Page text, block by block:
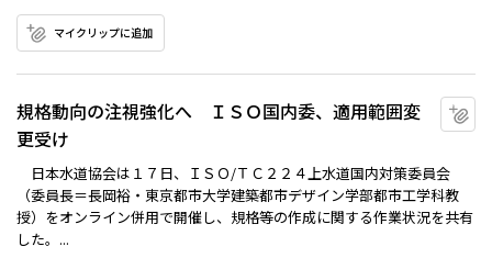
マイクリップに追加
規格動向の注視強化へ ＩＳＯ国内委、適用範囲変
更受け
日本水道協会は１７日、ＩＳＯ/ＴＣ２２４上水道国内対策委員会
（委員長＝長岡裕・東京都市大学建築都市デザイン学部都市工学科教
授）をオンライン併用で開催し、規格等の作成に関する作業状況を共有
した。...